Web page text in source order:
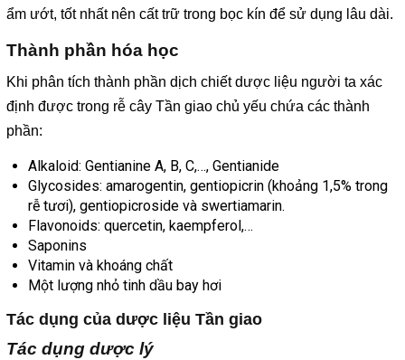
ẩm ướt, tốt nhất nên cất trữ trong bọc kín để sử dụng lâu dài.
Thành phần hóa học
Khi phân tích thành phần dịch chiết dược liệu người ta xác
định được trong rễ cây Tần giao chủ yếu chứa các thành
phần:
Alkaloid: Gentianine A, B, C,…, Gentianide
Glycosides: amarogentin, gentiopicrin (khoảng 1,5% trong
rễ tươi), gentiopicroside và swertiamarin.
Flavonoids: quercetin, kaempferol,…
Saponins
Vitamin và khoáng chất
Một lượng nhỏ tinh dầu bay hơi
Tác dụng của dược liệu Tần giao
Tác dụng dược lý